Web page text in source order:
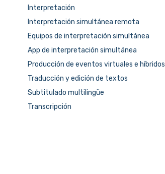
Interpretación
Interpretación simultánea remota
Equipos de interpretación simultánea
App de interpretación simultánea
Producción de eventos virtuales e híbridos
Traducción y edición de textos
Subtitulado multilingüe
Transcripción